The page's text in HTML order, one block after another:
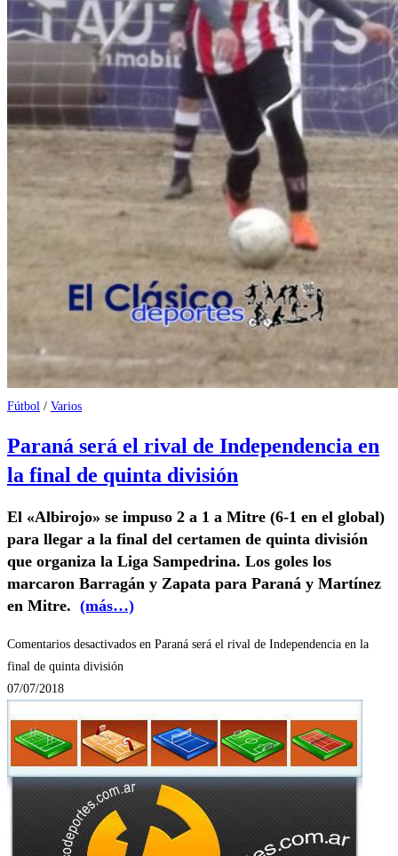
Fútbol / Varios
Paraná será el rival de Independencia en
la final de quinta división
El «Albirojo» se impuso 2 a 1 a Mitre (6-1 en el global)
para llegar a la final del certamen de quinta división
que organiza la Liga Sampedrina. Los goles los
marcaron Barragán y Zapata para Paraná y Martínez
en Mitre. (más…)
Comentarios desactivados en Paraná será el rival de Independencia en la
final de quinta división
07/07/2018